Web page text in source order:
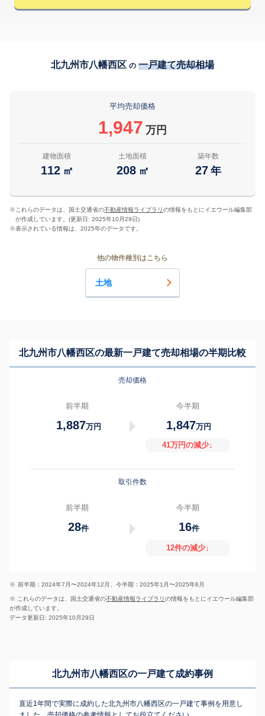
北九州市八幡西区 の 一戸建て売却相場
平均売却価格
1,947 万円
建物面積
112 ㎡
土地面積
208 ㎡
築年数
27 年
※ これらのデータは、国土交通省の不動産情報ライブラリの情報をもとにイエウール編集部
が作成しています。(更新日: 2025年10月29日)
※表示されている情報は、2025年のデータです。
他の物件種別はこちら
土地
北九州市八幡西区の最新一戸建て売却相場の半期比較
売却価格
前半期
1,887万円
今半期
1,847万円
41万円の減少↓
取引件数
前半期
28件
今半期
16件
12件の減少↓
※ 前半期：2024年7月〜2024年12月、今半期：2025年1月〜2025年6月
※ これらのデータは、国土交通省の不動産情報ライブラリの情報をもとにイエウール編集部
が作成しています。
データ更新日: 2025年10月29日
北九州市八幡西区の一戸建て成約事例
直近1年間で実際に成約した北九州市八幡西区の一戸建て事例を用意し